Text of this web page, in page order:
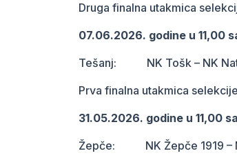
Druga finalna utakmica
07.06.2026. godine u 11,00
Tešanj: NK Tošk – NK
Prva finalna utakmica
31.05.2026. godine u 11,00
Žepče: NK Žepče 1919 –